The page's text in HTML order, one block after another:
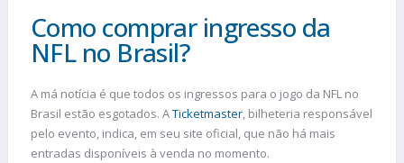
Como comprar ingresso da
NFL no Brasil?
A má notícia é que todos os ingressos para o jogo da NFL no
Brasil estão esgotados. ATicketmaster, bilheteria responsável
pelo evento, indica, em seu site oficial, que não há mais
entradas disponíveis à venda no momento.